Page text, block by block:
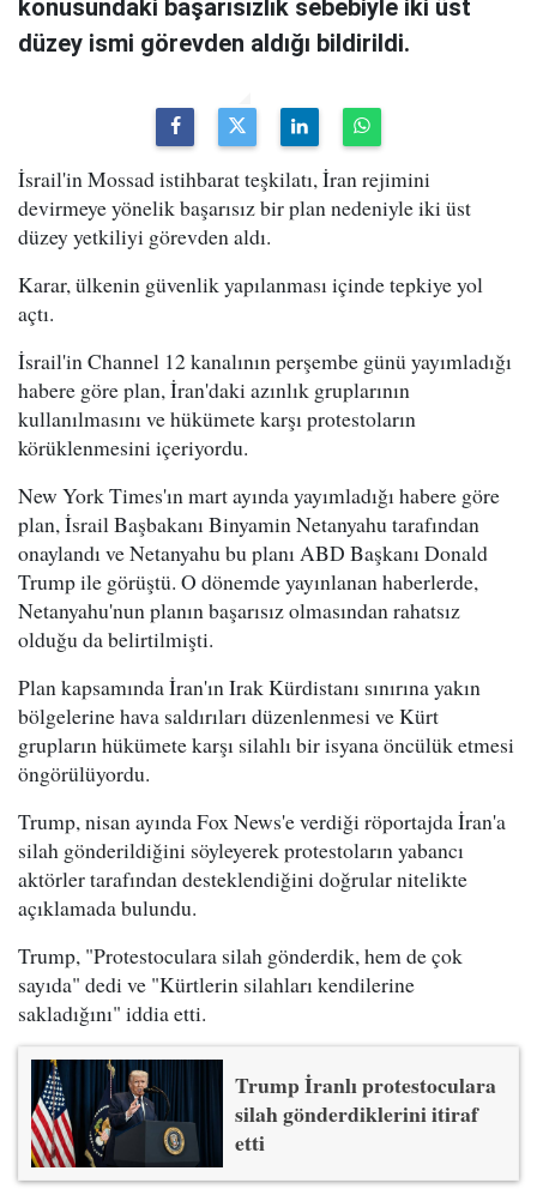
konusundaki başarısızlık sebebiyle iki üst
düzey ismi görevden aldığı bildirildi.
İsrail'in Mossad istihbarat teşkilatı, İran rejimini
devirmeye yönelik başarısız bir plan nedeniyle iki üst
düzey yetkiliyi görevden aldı.
Karar, ülkenin güvenlik yapılanması içinde tepkiye yol
açtı.
İsrail'in Channel 12 kanalının perşembe günü yayımladığı
habere göre plan, İran'daki azınlık gruplarının
kullanılmasını ve hükümete karşı protestoların
körüklenmesini içeriyordu.
New York Times'ın mart ayında yayımladığı habere göre
plan, İsrail Başbakanı Binyamin Netanyahu tarafından
onaylandı ve Netanyahu bu planı ABD Başkanı Donald
Trump ile görüştü. O dönemde yayınlanan haberlerde,
Netanyahu'nun planın başarısız olmasından rahatsız
olduğu da belirtilmişti.
Plan kapsamında İran'ın Irak Kürdistanı sınırına yakın
bölgelerine hava saldırıları düzenlenmesi ve Kürt
grupların hükümete karşı silahlı bir isyana öncülük etmesi
öngörülüyordu.
Trump, nisan ayında Fox News'e verdiği röportajda İran'a
silah gönderildiğini söyleyerek protestoların yabancı
aktörler tarafından desteklendiğini doğrular nitelikte
açıklamada bulundu.
Trump, "Protestoculara silah gönderdik, hem de çok
sayıda" dedi ve "Kürtlerin silahları kendilerine
sakladığını" iddia etti.
Trump İranlı protestoculara
silah gönderdiklerini itiraf
etti